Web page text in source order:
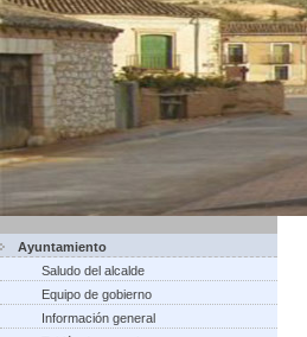
Ayuntamiento
Saludo del alcalde
Equipo de gobierno
Información general